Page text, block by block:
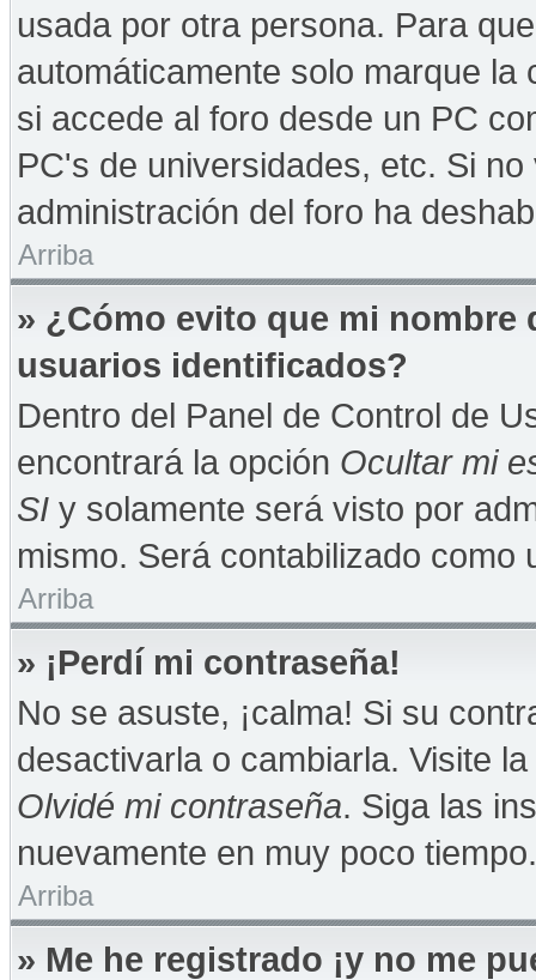
usada por otra persona. Para
automáticamente solo marque
si accede al foro desde un PC
PC's de universidades, etc. Si
administración del foro ha
Arriba
» ¿Cómo evito que mi nombre
usuarios identificados?
Dentro del Panel de Control de
encontrará la opción Ocultar mi
SI y solamente será visto por
mismo. Será contabilizado como
Arriba
» ¡Perdí mi contraseña!
No se asuste, ¡calma! Si su
desactivarla o cambiarla. Visite
Olvidé mi contraseña. Siga las
nuevamente en muy poco tiempo.
Arriba
» Me he registrado ¡y no me